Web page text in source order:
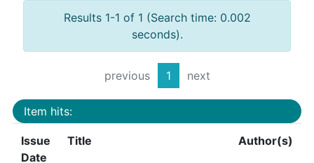
Results 1-1 of 1 (Search time: 0.002
seconds).
previous 1 next
Item hits:
Issue
Date
Title Author(s)